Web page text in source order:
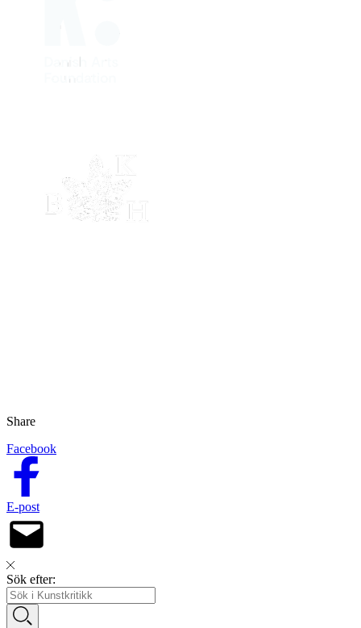
Share
Facebook
E-post
Sök efter: